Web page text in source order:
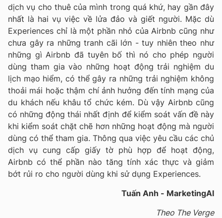
dịch vụ cho thuê của mình trong quá khứ, hay gần đây
nhất là hai vụ việc về lửa đảo và giết người. Mặc dù
Experiences chỉ là một phần nhỏ của Airbnb cũng như
chưa gây ra những tranh cãi lớn - tuy nhiên theo như
những gì Airbnb đã tuyên bố thì nó cho phép người
dùng tham gia vào những hoạt động trải nghiệm du
lịch mạo hiểm, có thể gây ra những trải nghiệm không
thoải mái hoặc thậm chí ảnh hưởng đến tính mạng của
du khách nếu khâu tổ chức kém. Dù vậy Airbnb cũng
có những động thái nhất định để kiểm soát vấn đề này
khi kiểm soát chặt chẽ hơn những hoạt động mà người
dùng có thể tham gia. Thông qua việc yêu cầu các chủ
dịch vụ cung cấp giấy tờ phù hợp để hoạt động,
Airbnb có thể phần nào tăng tính xác thực và giảm
bớt rủi ro cho người dùng khi sử dụng Experiences.
Tuấn Anh - MarketingAI
Theo The Verge